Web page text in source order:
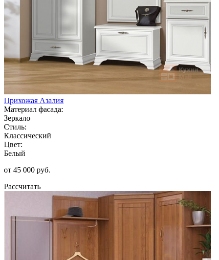
Прихожая Азалия
Материал фасада:
Зеркало
Стиль:
Классический
Цвет:
Белый
от 45 000 руб.
Рассчитать